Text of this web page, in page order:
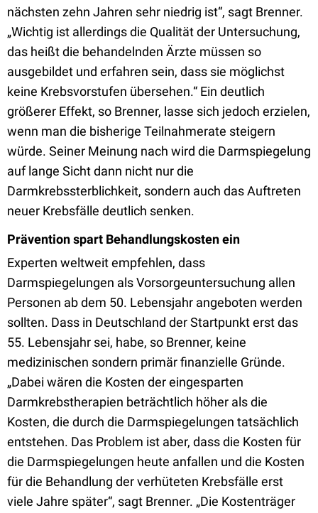
nächsten zehn Jahren sehr niedrig ist“, sagt Brenner.
„Wichtig ist allerdings die Qualität der Untersuchung,
das heißt die behandelnden Ärzte müssen so
ausgebildet und erfahren sein, dass sie möglichst
keine Krebsvorstufen übersehen.“ Ein deutlich
größerer Effekt, so Brenner, lasse sich jedoch erzielen,
wenn man die bisherige Teilnahmerate steigern
würde. Seiner Meinung nach wird die Darmspiegelung
auf lange Sicht dann nicht nur die
Darmkrebssterblichkeit, sondern auch das Auftreten
neuer Krebsfälle deutlich senken.
Prävention spart Behandlungskosten ein
Experten weltweit empfehlen, dass
Darmspiegelungen als Vorsorgeuntersuchung allen
Personen ab dem 50. Lebensjahr angeboten werden
sollten. Dass in Deutschland der Startpunkt erst das
55. Lebensjahr sei, habe, so Brenner, keine
medizinischen sondern primär finanzielle Gründe.
„Dabei wären die Kosten der eingesparten
Darmkrebstherapien beträchtlich höher als die
Kosten, die durch die Darmspiegelungen tatsächlich
entstehen. Das Problem ist aber, dass die Kosten für
die Darmspiegelungen heute anfallen und die Kosten
für die Behandlung der verhüteten Krebsfälle erst
viele Jahre später“, sagt Brenner. „Die Kostenträger